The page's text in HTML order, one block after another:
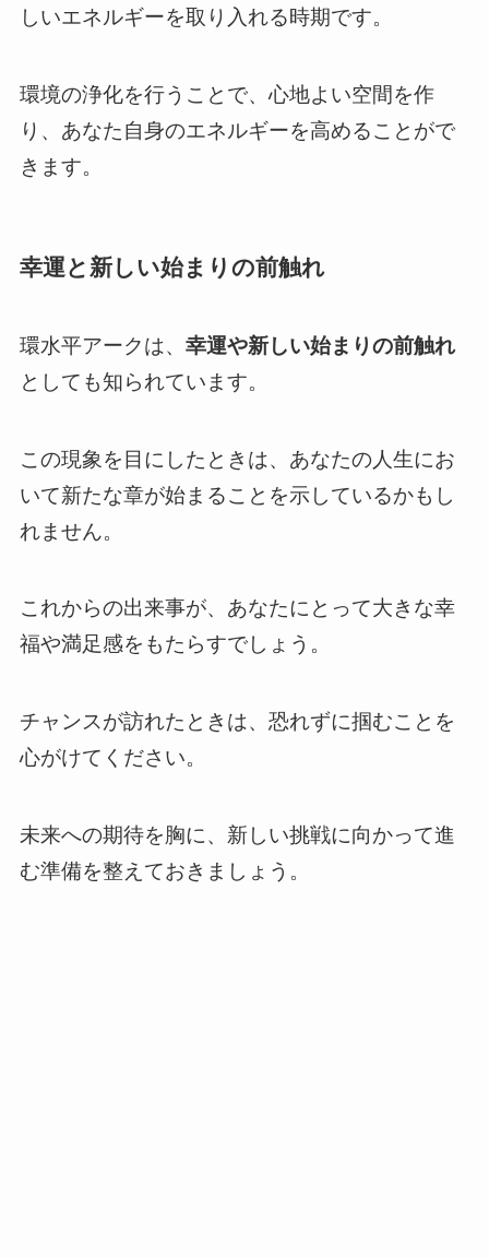
しいエネルギーを取り入れる時期です。
環境の浄化を行うことで、心地よい空間を作
り、あなた自身のエネルギーを高めることがで
きます。
幸運と新しい始まりの前触れ
環水平アークは、 幸運や新しい始まりの前触れ
としても知られています。
この現象を目にしたときは、あなたの人生にお
いて新たな章が始まることを示しているかもし
れません。
これからの出来事が、あなたにとって大きな幸
福や満足感をもたらすでしょう。
チャンスが訪れたときは、恐れずに掴むことを
心がけてください。
未来への期待を胸に、新しい挑戦に向かって進
む準備を整えておきましょう。